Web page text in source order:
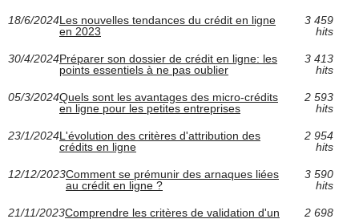
18/6/2024Les nouvelles tendances du crédit en ligne
en 2023
3 459
hits
30/4/2024Préparer son dossier de crédit en ligne: les
points essentiels à ne pas oublier
3 413
hits
05/3/2024Quels sont les avantages des micro-crédits
en ligne pour les petites entreprises
2 593
hits
23/1/2024L'évolution des critères d'attribution des
crédits en ligne
2 954
hits
12/12/2023Comment se prémunir des arnaques liées
au crédit en ligne ?
3 590
hits
21/11/2023Comprendre les critères de validation d'un
2 698